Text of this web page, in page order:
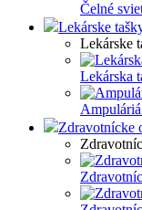
Čelné
Lekárske
Lekárske
Lekárska
Zdravotnícke